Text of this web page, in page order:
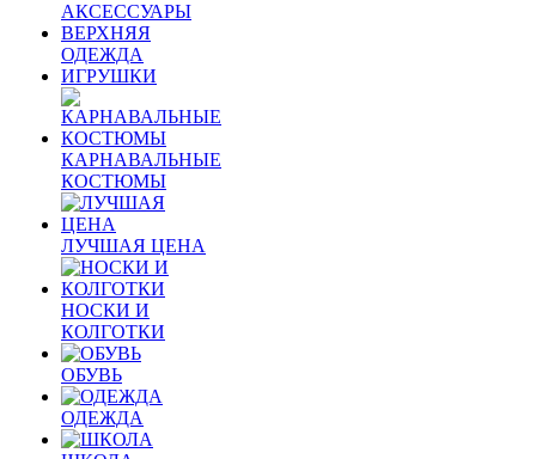
АКСЕССУАРЫ
ВЕРХНЯЯ
ОДЕЖДА
ИГРУШКИ
КАРНАВАЛЬНЫЕ
КОСТЮМЫ
ЛУЧШАЯ ЦЕНА
НОСКИ И
КОЛГОТКИ
ОБУВЬ
ОДЕЖДА